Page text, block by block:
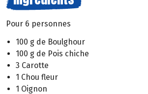
Pour 6 personnes
100 g de Boulghour
100 g de Pois chiche
3 Carotte
1 Chou fleur
1 Oignon